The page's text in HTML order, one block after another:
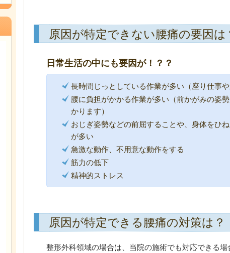
原因が特定できない腰痛の要因は
日常生活の中にも要因が！？？
長時間じっとしている作業が多い（座り仕事
腰に負担がかかる作業が多い（前かがみの姿
かります）
おじぎ姿勢などの前屈することや、身体をひ
が多い
急激な動作、不用意な動作をする
筋力の低下
精神的ストレス
原因が特定できる腰痛の対策は？
整形外科領域の場合は、当院の施術でも対応できる